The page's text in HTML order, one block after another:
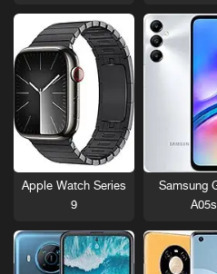
Samsung
A05s
Apple Watch Series
9